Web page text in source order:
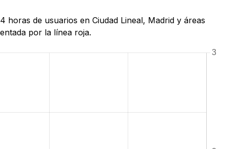
horas de usuarios en Ciudad Lineal, Madrid y áreas
por la línea roja.